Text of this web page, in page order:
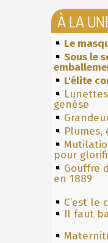
À LA
Le
Sous le
L'élite
genèse
Plumes,
pour
Gouffre
en 1889
C’est le
Il faut